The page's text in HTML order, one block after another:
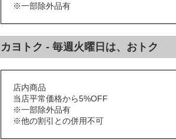
※一部除外品有
カヨトク - 毎週火曜日は、おトク
店内商品
当店平常価格から5%OFF
※一部除外品有
※他の割引との併用不可